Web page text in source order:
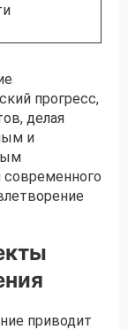
прогресс,
делая
и
современного
приводит